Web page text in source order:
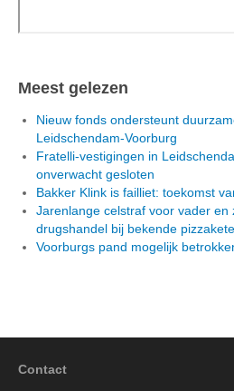
Meest gelezen
Nieuw fonds ondersteunt
Leidschendam-Voorburg
Fratelli-vestigingen in
onverwacht gesloten
Bakker Klink is failliet: toekomst
Jarenlange celstraf voor vader en
drugshandel bij bekende
Voorburgs pand mogelijk
Contact